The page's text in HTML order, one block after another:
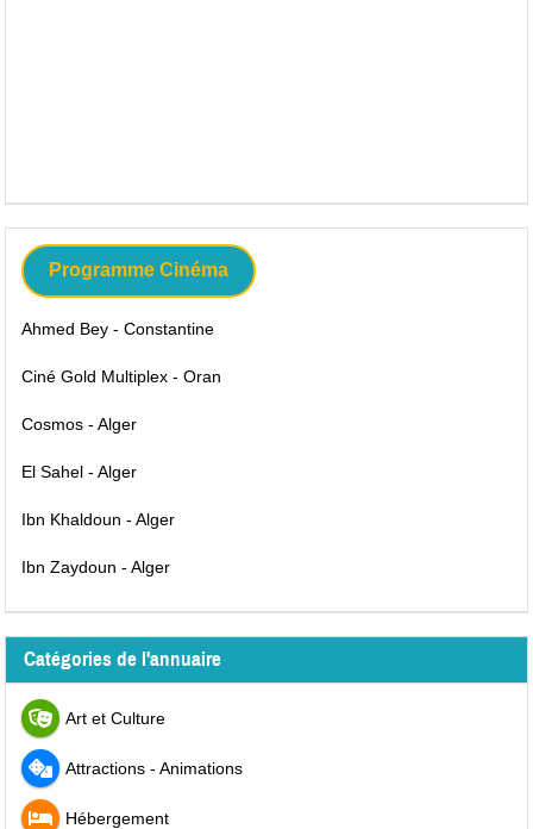
Programme Cinéma
Ahmed Bey - Constantine
Ciné Gold Multiplex - Oran
Cosmos - Alger
El Sahel - Alger
Ibn Khaldoun - Alger
Ibn Zaydoun - Alger
Catégories de l'annuaire
Art et Culture
Attractions - Animations
Hébergement